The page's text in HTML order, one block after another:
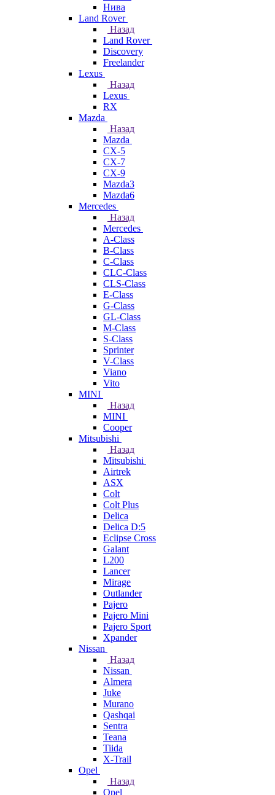
Нива
Land Rover
Назад
Land Rover
Discovery
Freelander
Lexus
Назад
Lexus
RX
Mazda
Назад
Mazda
CX-5
CX-7
CX-9
Mazda3
Mazda6
Mercedes
Назад
Mercedes
A-Class
B-Class
C-Class
CLC-Class
CLS-Class
E-Class
G-Class
GL-Class
M-Class
S-Class
Sprinter
V-Class
Viano
Vito
MINI
Назад
MINI
Cooper
Mitsubishi
Назад
Mitsubishi
Airtrek
ASX
Colt
Colt Plus
Delica
Delica D:5
Eclipse Cross
Galant
L200
Lancer
Mirage
Outlander
Pajero
Pajero Mini
Pajero Sport
Xpander
Nissan
Назад
Nissan
Almera
Juke
Murano
Qashqai
Sentra
Teana
Tiida
X-Trail
Opel
Назад
Opel